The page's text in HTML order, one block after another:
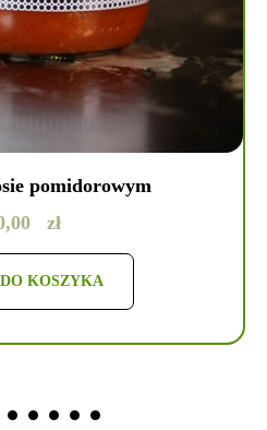
pomidorowym
zł
KOSZYKA